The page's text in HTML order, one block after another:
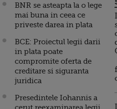
BNR se asteapta la o lege
mai buna in ceea ce
priveste darea in plata
BCE: Proiectul legii darii
in plata poate
compromite oferta de
creditare si siguranta
juridica
Presedintele Iohannis a